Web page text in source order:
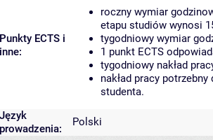
Punkty ECTS i
inne:
roczny wymiar
etapu studiów wynosi
tygodniowy wymiar
1 punkt ECTS
tygodniowy nakład
nakład pracy
studenta.
Język
prowadzenia:
Polski